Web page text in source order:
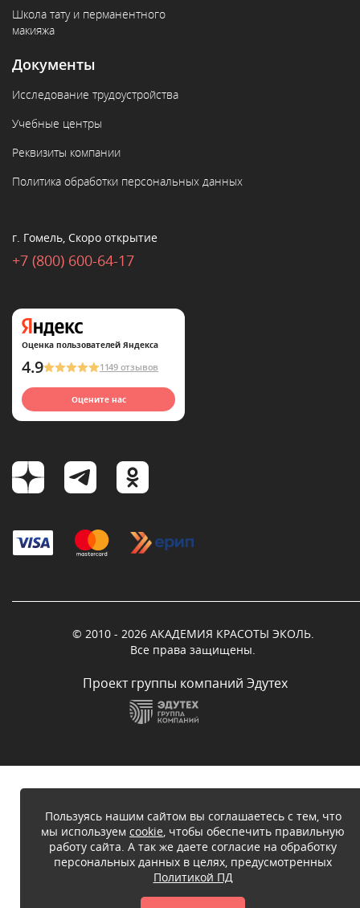
Школа тату и перманентного
макияжа
Документы
Исследование трудоустройства
Учебные центры
Реквизиты компании
Политика обработки персональных данных
г. Гомель, Скоро открытие
+7 (800) 600-64-17
Оценка пользователей Яндекса
4.9 1149 отзывов
Оцените нас
© 2010 - 2026 АКАДЕМИЯ КРАСОТЫ ЭКОЛЬ.
Все права защищены.
Проект группы компаний Эдутех
Пользуясь нашим сайтом вы соглашаетесь с тем, что
мы используем cookie, чтобы обеспечить правильную
работу сайта. А так же даете согласие на обработку
персональных данных в целях, предусмотренных
Политикой ПД